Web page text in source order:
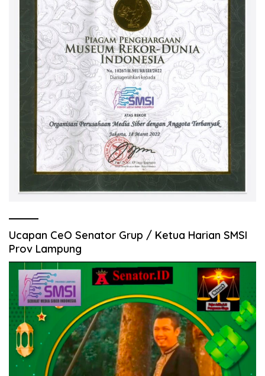
Ucapan CeO Senator Grup / Ketua Harian SMSI
Prov Lampung